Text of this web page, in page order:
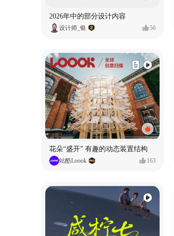
2026年中的部分设计内容
设计师_银 56
花朵“盛开” 有趣的动态装置结构
站酷Loook 163